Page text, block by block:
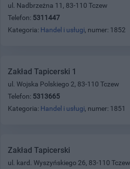
ul. Nadbrzeżna 11, 83-110 Tczew
Telefon: 5311447
Kategoria: Handel i usługi, numer: 1852
Zakład Tapicerski 1
ul. Wojska Polskiego 2, 83-110 Tczew
Telefon: 5313665
Kategoria: Handel i usługi, numer: 1851
Zakład Tapicerski
ul. kard. Wyszyńskiego 26, 83-110 Tczew